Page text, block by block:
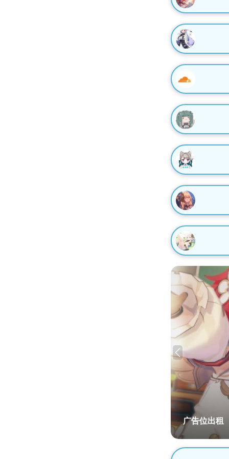
广告位出租